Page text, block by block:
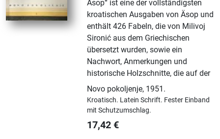
Äsop“ ist eine der vollständigsten
kroatischen Ausgaben von Äsop und
enthält 426 Fabeln, die von Milivoj
Sironić aus dem Griechischen
übersetzt wurden, sowie ein
Nachwort, Anmerkungen und
historische Holzschnitte, die auf der
Novo pokoljenje, 1951.
Kroatisch. Latein Schrift. Fester Einband
mit Schutzumschlag.
17,42 €